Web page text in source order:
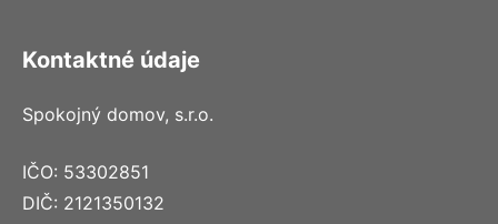
Kontaktné údaje
Spokojný domov, s.r.o.
IČO: 53302851
DIČ: 2121350132